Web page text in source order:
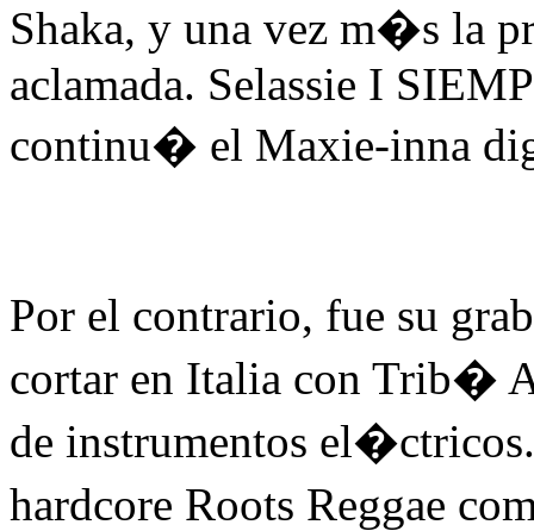
Shaka, y una vez m�s la
aclamada. Selassie I
continu� el Maxie-inna
Por el contrario, fue su
cortar en Italia con Trib�
de instrumentos
hardcore Roots Reggae